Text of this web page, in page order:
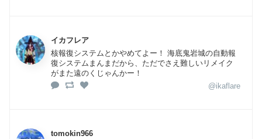
イカフレア
核報復システムとかやめてよー！ 海底鬼岩城の自動報
復システムまんまだから、ただでさえ難しいリメイク
がまた遠のくじゃんかー！
@ikaflare
tomokin966